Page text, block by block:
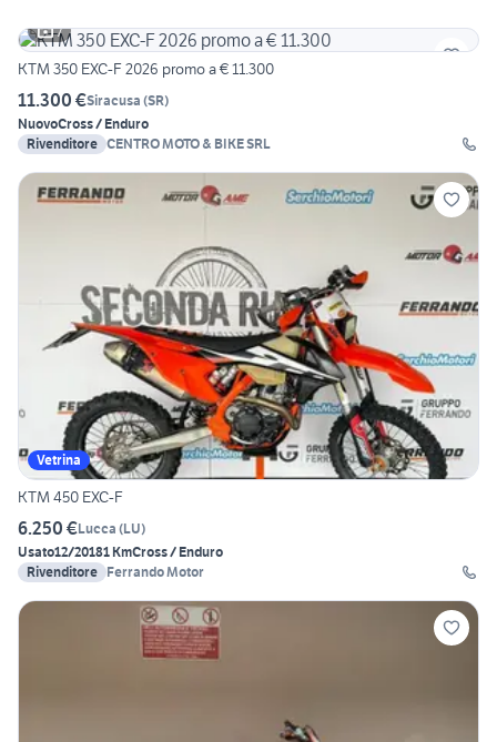
7
KTM 350 EXC-F 2026 promo a € 11.300
11.300 €Siracusa (SR)
NuovoCross / Enduro
Rivenditore
CENTRO MOTO & BIKE SRL
Vetrina
KTM 450 EXC-F
6.250 €Lucca (LU)
Usato12/20181 KmCross / Enduro
Rivenditore Ferrando Motor